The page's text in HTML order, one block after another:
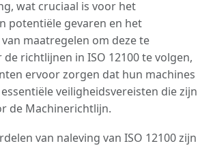
wat cruciaal is voor het
potentiële gevaren en het
maatregelen om deze te
richtlijnen in ISO 12100 te volgen,
ervoor zorgen dat hun machines
veiligheidsvereisten die zijn
de Machinerichtlijn.
van naleving van ISO 12100 zijn